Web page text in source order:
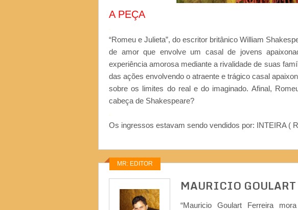
A PEÇA
.
“Romeu e Julieta”, do escritor britânico William
de amor que envolve um casal de jovens
experiência amorosa mediante a rivalidade de suas
das ações envolvendo o atraente e trágico casal
sobre os limites do real e do imaginado. Afinal,
cabeça de Shakespeare?
.
Os ingressos estavam sendo vendidos por: INTEIRA (
MR: EDITOR
MAURICIO GOULART
“Mauricio Goulart Ferreira